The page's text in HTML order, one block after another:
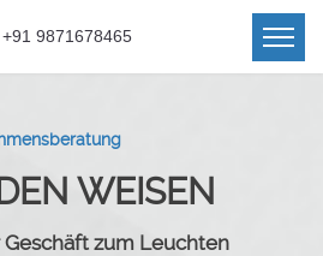
+91 9871678465
WEISEN
Geschäft zum Leuchten